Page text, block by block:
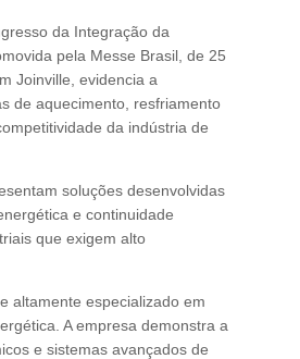
da Integração da
pela Messe Brasil, de 25
Joinville, evidencia a
de aquecimento, resfriamento
da indústria de
soluções desenvolvidas
e continuidade
que exigem alto
altamente especializado em
A empresa demonstra a
e sistemas avançados de